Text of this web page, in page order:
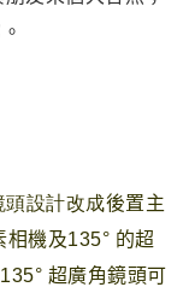
頭設計改成後置主
相機及135° 的超
135° 超廣角鏡頭可